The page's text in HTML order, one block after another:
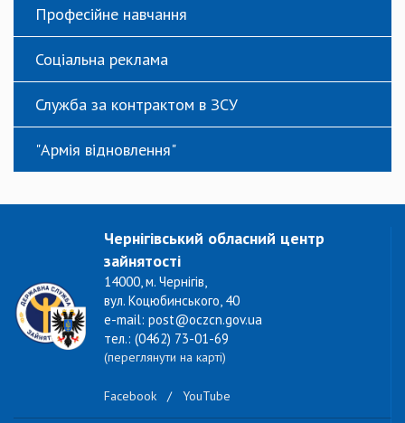
Професійне навчання
Соціальна реклама
Служба за контрактом в ЗСУ
"Армія відновлення"
Чернігівський обласний центр
зайнятості
14000, м. Чернігів,
вул. Коцюбинського, 40
e-mail: post@oczcn.gov.ua
тел.: (0462) 73-01-69
(переглянути на карті)
Facebook / YouTube